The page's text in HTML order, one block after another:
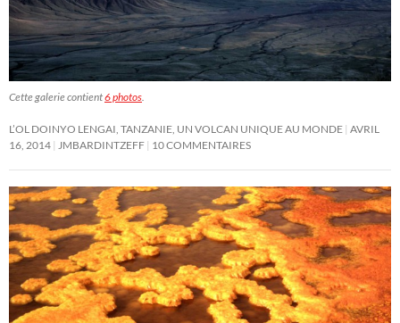
Cette galerie contient6 photos
L’OL DOINYO LENGAI, TANZANIE, UN VOLCAN UNIQUE AU MONDE AVRIL
16, 2014
JMBARDINTZEFF 10 COMMENTAIRES